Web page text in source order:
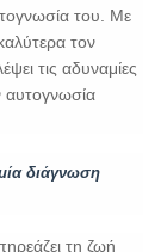
του. Με
τον
τις αδυναμίες
αυτογνωσία
διάγνωση
τη ζωή